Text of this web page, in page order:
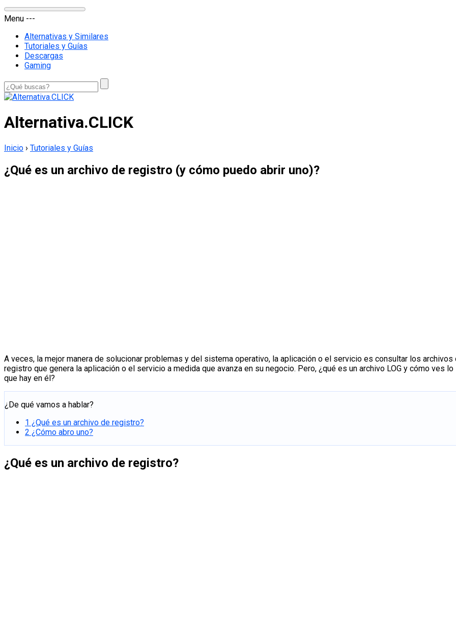
Menu ---
Alternativas y Similares
Tutoriales y Guías
Descargas
Gaming
Alternativa.CLICK
Inicio › Tutoriales y Guías
¿Qué es un archivo de registro (y cómo puedo abrir uno)?
A veces, la mejor manera de solucionar problemas y del sistema operativo, la aplicación o el servicio es consultar los archivos
registro que genera la aplicación o el servicio a medida que avanza en su negocio. Pero, ¿qué es un archivo LOG y cómo ves lo
que hay en él?
¿De qué vamos a hablar?
1 ¿Qué es un archivo de registro?
2 ¿Cómo abro uno?
¿Qué es un archivo de registro?